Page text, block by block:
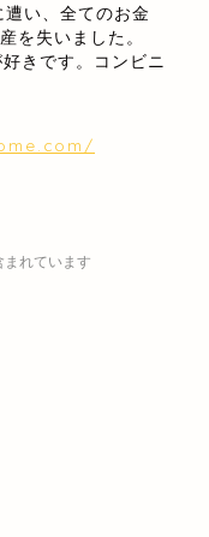
い、全てのお金
を失いました。
きです。コンビニ
れています